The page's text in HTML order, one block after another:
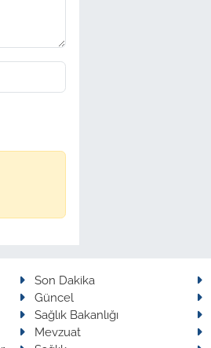
Son Dakika
Güncel
Sağlık Bakanlığı
Mevzuat